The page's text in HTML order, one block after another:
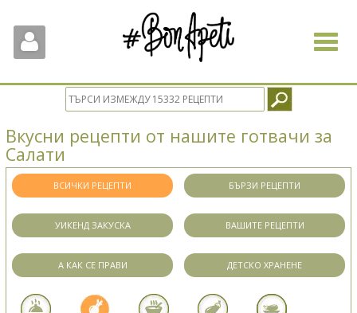
Toggle
Вкусни рецепти от нашите готвачи за
Салати
ВСИЧКИ РЕЦЕПТИ БЪРЗИ РЕЦЕПТИ
УИКЕНД ЗАКУСКА ВАШИТЕ РЕЦЕПТИ
А КАК СЕ ПРАВИ ДЕТСКО ХРАНЕНЕ